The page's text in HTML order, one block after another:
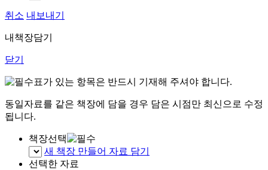
취소 내보내기
내책장담기
닫기
표가 있는 항목은 반드시 기재해 주셔야 합니다.
동일자료를 같은 책장에 담을 경우 담은 시점만 최신으로 수정
됩니다.
책장선택
새 책장 만들어 자료 담기
선택한 자료